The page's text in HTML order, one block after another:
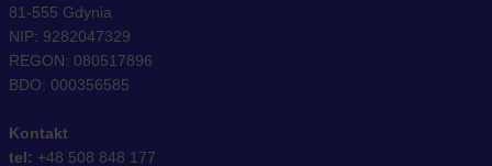
81-555 Gdynia
NIP: 9282047329
REGON: 080517896
BDO: 000356585
Kontakt
tel: +48 508 848 177